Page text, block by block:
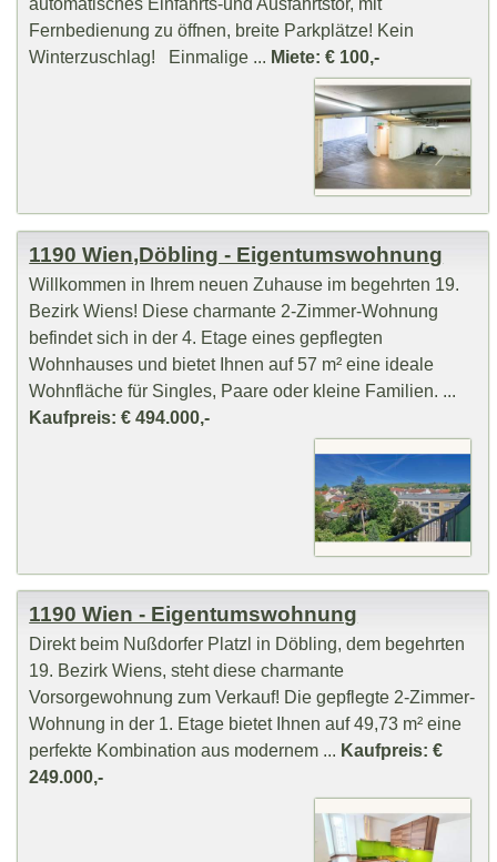
Fernbedienung zu öffnen, breite Parkplätze! Kein
Winterzuschlag! Einmalige ... Miete: € 100,-
1190 Wien,Döbling - Eigentumswohnung
Willkommen in Ihrem neuen Zuhause im begehrten 19.
Bezirk Wiens! Diese charmante 2-Zimmer-Wohnung
befindet sich in der 4. Etage eines gepflegten
Wohnhauses und bietet Ihnen auf 57 m² eine ideale
Wohnfläche für Singles, Paare oder kleine Familien. ...
Kaufpreis: € 494.000,-
1190 Wien - Eigentumswohnung
Direkt beim Nußdorfer Platzl in Döbling, dem begehrten
19. Bezirk Wiens, steht diese charmante
Vorsorgewohnung zum Verkauf! Die gepflegte 2-Zimmer-
Wohnung in der 1. Etage bietet Ihnen auf 49,73 m² eine
perfekte Kombination aus modernem ... Kaufpreis: €
249.000,-